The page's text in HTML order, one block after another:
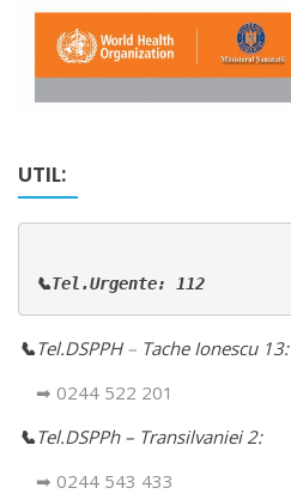
UTIL:
📞Tel.Urgente: 112
📞Tel.DSPPH – Tache Ionescu 13:
➡ 0244 522 201
📞Tel.DSPPh – Transilvaniei 2:
➡ 0244 543 433